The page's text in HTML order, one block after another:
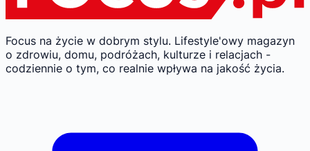
Focus na życie w dobrym stylu. Lifestyle'owy magazyn
o zdrowiu, domu, podróżach, kulturze i relacjach -
codziennie o tym, co realnie wpływa na jakość życia.